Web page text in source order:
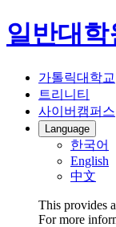
일반대학
가톨릭대학교
트리니티
사이버캠퍼스
Language
한국어
English
中文
This provides
For more